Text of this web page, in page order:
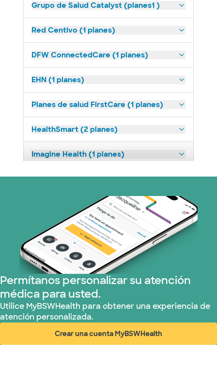
Grupo de Salud Catalyst (planes1 )
Red Centivo (1 planes)
DFW ConnectedCare (1 planes)
EHN (1 planes)
Planes de salud FirstCare (1 planes)
HealthSmart (2 planes)
Imagine Health (1 planes)
Independent Medical Systems (1 plans)
Medicare (2 planes)
Nebraska Furniture Mart (3 planes)
Red PHCS (1 planes)
Prism Electric (1 planes)
Plan de Salud Superior (19 planes)
Permítanos personalizar su atención
médica para usted.
Utilice MyBSWHealth para obtener una experiencia de
atención personalizada.
Crear una cuenta MyBSWHealth
(abre en ventana nueva)